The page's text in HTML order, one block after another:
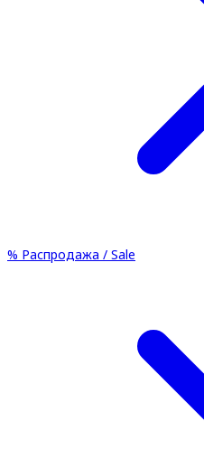
% Распродажа / Sale